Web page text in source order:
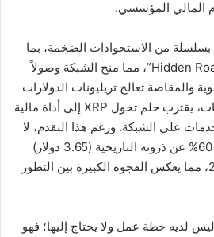
المالي المؤسسي.
ريبل بسلسلة من الاستحواذات الضخمة، بما
في ذلك وسيط التداول “Hidden Road”، مما منح الشبكة وصولاً
والمقاصة تعالج تريليونات الدولارات
سنوياً. وبفضل هذه التوسعات، يقترب حلم تحول XRP إلى أداة مالية
على الشبكة. ورغم هذا التقدم، لا
يزال السعر منخفضاً بنسبة 60% عن ذروته التاريخية (3.65 دولار)
المسجلة في منتصف 2025، مما يعكس الفجوة الكبيرة بين التطور
ليس لديه خطة عمل ولا يحتاج إليها؛ فهو